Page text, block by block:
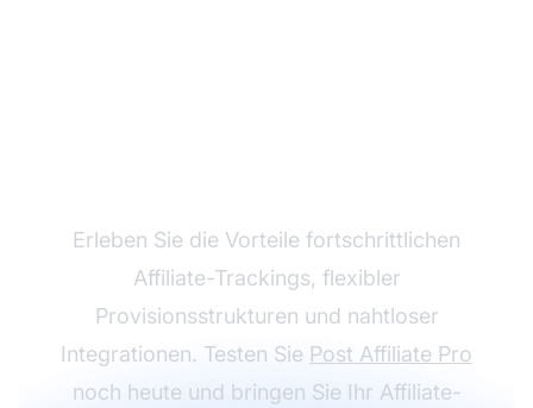
Erleben Sie die Vorteile fortschrittlichen
Affiliate-Trackings, flexibler
Provisionsstrukturen und nahtloser
Integrationen. Testen Sie Post Affiliate Pro
noch heute und bringen Sie Ihr Affiliate-